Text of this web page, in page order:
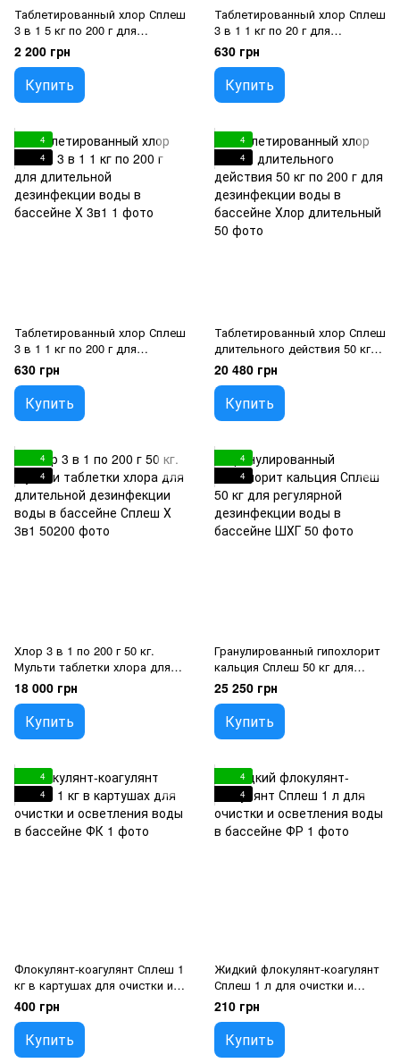
Таблетированный хлор Сплеш
3 в 1 5 кг по 200 г для
длительной дезинфекции
воды в бассейне
2 200 грн
Купить
Таблетированный хлор Сплеш
3 в 1 1 кг по 20 г для
длительной дезинфекции
воды в бассейне
630 грн
Купить
4
4
Таблетированный хлор Сплеш
3 в 1 1 кг по 200 г для
длительной дезинфекции
воды в бассейне
630 грн
Купить
4
4
Таблетированный хлор Сплеш
длительного действия 50 кг
по 200 г для дезинфекции
воды в бассейне
20 480 грн
Купить
4
4
Хлор 3 в 1 по 200 г 50 кг.
Мульти таблетки хлора для
длительной дезинфекции
воды в бассейне Сплеш
18 000 грн
Купить
4
4
Гранулированный гипохлорит
кальция Сплеш 50 кг для
регулярной дезинфекции
воды в бассейне
25 250 грн
Купить
4
4
Флокулянт-коагулянт Сплеш 1
кг в картушах для очистки и
осветления воды в бассейне
400 грн
Купить
4
4
Жидкий флокулянт-коагулянт
Сплеш 1 л для очистки и
осветления воды в бассейне
210 грн
Купить